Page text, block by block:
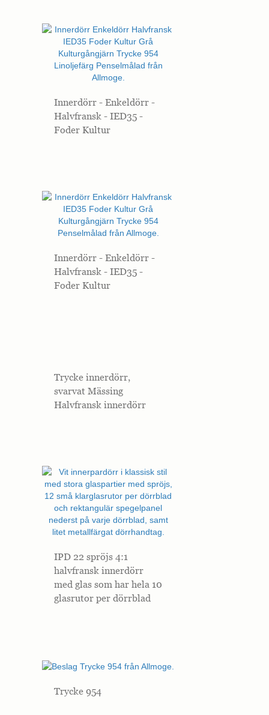
Innerdörr - Enkeldörr -
Halvfransk - IED35 -
Foder Kultur
Innerdörr - Enkeldörr -
Halvfransk - IED35 -
Foder Kultur
Trycke innerdörr,
svarvat Mässing
Halvfransk innerdörr
IPD 22 spröjs 4:1
halvfransk innerdörr
med glas som har hela 10
glasrutor per dörrblad
Trycke 954